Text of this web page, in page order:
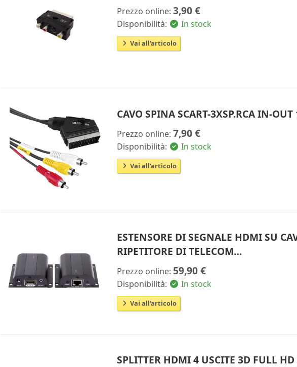
Prezzo online:3,90 €
Disponibilità: In stock
Vai all'articolo
CAVO SPINA SCART-3XSP.RCA IN-
Prezzo online:7,90 €
Disponibilità: In stock
Vai all'articolo
ESTENSORE DI SEGNALE HDMI SU
RIPETITORE DI TELECOM…
Prezzo online: 59,90 €
Disponibilità: In stock
Vai all'articolo
SPLITTER HDMI 4 USCITE 3D FULL